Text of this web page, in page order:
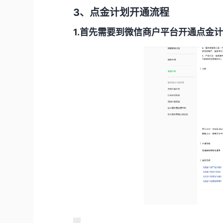
3、点金计划开通流程
1.首先需要到微信商户平台开通点金